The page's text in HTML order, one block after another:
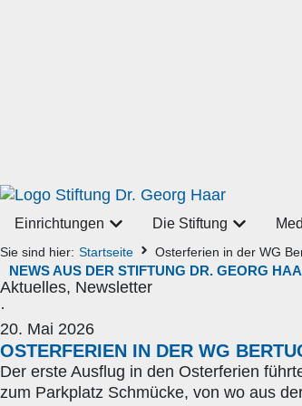
Einrichtungen Die Stiftung
Sie sind hier: Startseite Osterferien in der WG
NEWS AUS DER STIFTUNG DR. GEORG
Aktuelles, Newsletter
·
20. Mai 2026
OSTERFERIEN IN DER WG
Der erste Ausflug in den Osterferien
zum Parkplatz Schmücke, von wo aus